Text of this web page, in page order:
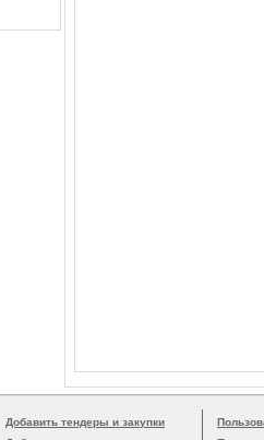
Добавить тендеры и закупки